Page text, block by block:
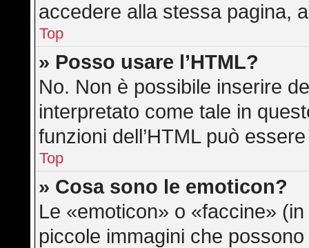
accedere alla stessa pagina,
Top
» Posso usare l’HTML?
No. Non è possibile inserire
interpretato come tale in
funzioni dell’HTML può
Top
» Cosa sono le emoticon?
Le «emoticon» o «faccine»
piccole immagini che